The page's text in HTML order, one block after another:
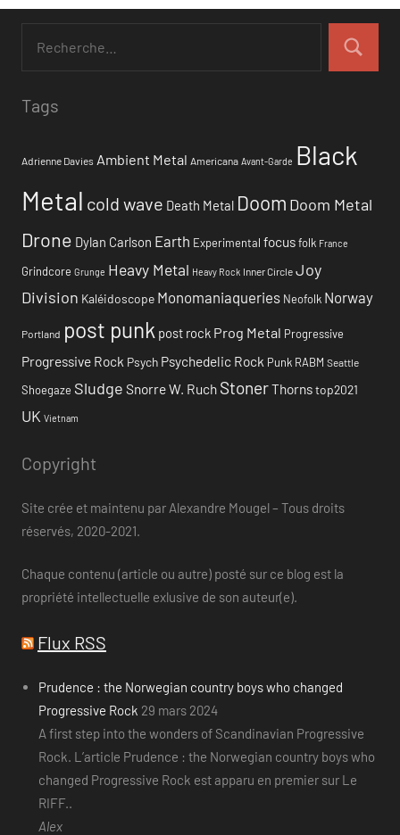
Tags
Adrienne Davies Ambient Metal Americana Avant-Garde Black
Metal cold wave Death Metal Doom Doom Metal
Drone Dylan Carlson Earth Experimental focusfolk France
Grindcore Grunge Heavy Metal Heavy Rock Inner Circle Joy
Division Kaléidoscope Monomaniaqueries Neofolk Norway
Portland post punk post rock Prog Metal Progressive
Progressive Rock Psych Psychedelic Rock Punk RABM Seattle
Shoegaze Sludge Snorre W. Ruch StonerThornstop2021
UK Vietnam
Copyright
Site crée et maintenu par Alexandre Mougel – Tous droits
réservés, 2020-2021.
Chaque contenu (article ou autre) posté sur ce blog est la
propriété intellectuelle exlusive de son auteur(e).
Flux RSS
Prudence : the Norwegian country boys who changed
Progressive Rock 29 mars 2024
A first step into the wonders of Scandinavian Progressive
Rock. L’article Prudence : the Norwegian country boys who
changed Progressive Rock est apparu en premier sur Le
RIFF..
Alex